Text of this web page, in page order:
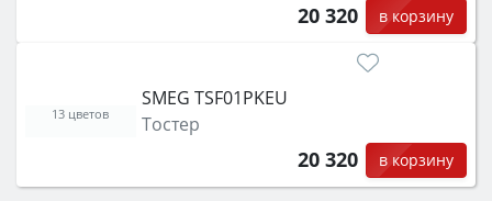
20 320 в корзину
SMEG TSF01PKEU
Тостер
20 320 в корзину
13 цветов